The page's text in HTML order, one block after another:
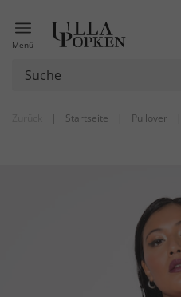
Menü
| Startseite | Pullover |